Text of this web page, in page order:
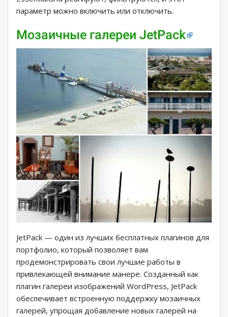
параметр можно включить или отключить.
Мозаичные галереи JetPack
JetPack — один из лучших бесплатных плагинов для
портфолио, который позволяет вам
продемонстрировать свои лучшие работы в
привлекающей внимание манере. Созданный как
плагин галереи изображений WordPress, JetPack
обеспечивает встроенную поддержку мозаичных
галерей, упрощая добавление новых галерей на